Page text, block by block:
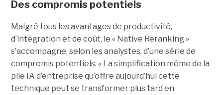
Des compromis potentiels
Malgré tous les avantages de productivité,
d’intégration et de coût, le « Native Reranking »
s’accompagne, selon les analystes, d’une série de
compromis potentiels. « La simplification même de la
pile IA d’entreprise qu’offre aujourd’hui cette
technique peut se transformer plus tard en